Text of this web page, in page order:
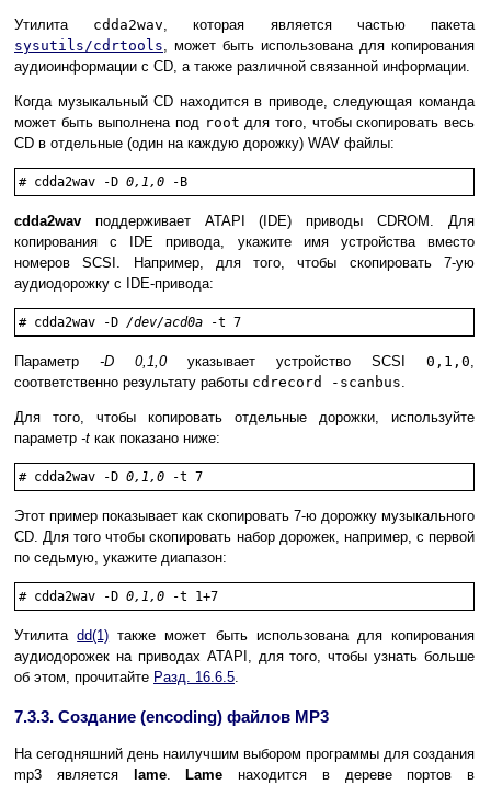
Утилита cdda2wav, которая является частью пакета
sysutils/cdrtools, может быть использована для копирования
аудиоинформации с CD, а также различной связанной информации.
Когда музыкальный CD находится в приводе, следующая команда
может быть выполнена под root для того, чтобы скопировать весь
CD в отдельные (один на каждую дорожку) WAV файлы:
# cdda2wav -D 0,1,0 -B
cdda2wav поддерживает ATAPI (IDE) приводы CDROM. Для
копирования с IDE привода, укажите имя устройства вместо
номеров SCSI. Например, для того, чтобы скопировать 7-ую
аудиодорожку с IDE-привода:
# cdda2wav -D /dev/acd0a -t 7
Параметр -D 0,1,0указывает устройство SCSI 0,1,0,
соответственно результату работы cdrecord -scanbus.
Для того, чтобы копировать отдельные дорожки, используйте
параметр -t как показано ниже:
# cdda2wav -D 0,1,0 -t 7
Этот пример показывает как скопировать 7-ю дорожку музыкального
CD. Для того чтобы скопировать набор дорожек, например, с первой
по седьмую, укажите диапазон:
# cdda2wav -D 0,1,0 -t 1+7
Утилитаdd(1) также может быть использована для копирования
аудиодорожек на приводах ATAPI, для того, чтобы узнать больше
об этом, прочитайте Разд. 16.6.5.
7.3.3. Создание (encoding) файлов MP3
На сегодняшний день наилучшим выбором программы для создания
mp3 является
lame. Lame находится в дереве портов в